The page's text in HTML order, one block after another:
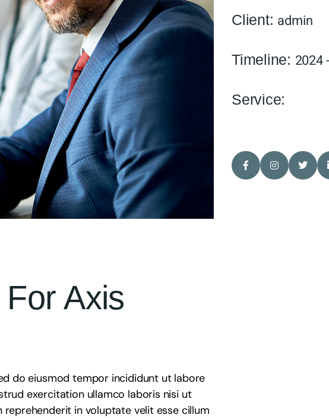
Axis
do eiusmod tempor incididunt ut labore
exercitation ullamco laboris nisi ut
in voluptate velit esse cillum
Client: admin
Timeline: 2024
Service: